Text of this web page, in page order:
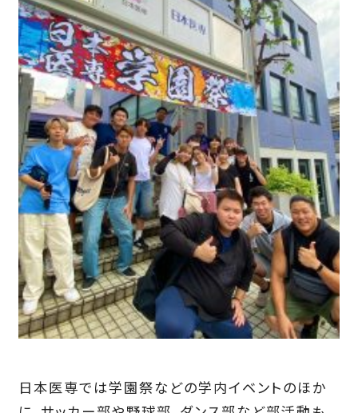
日本医専では学園祭などの学内イベントのほか